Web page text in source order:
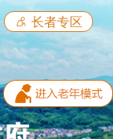
长者专区